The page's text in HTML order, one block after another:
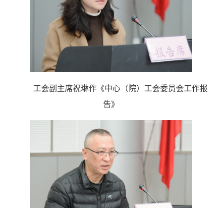
工会副主席祝琳作《中心（院）工会委员会工作报
告》